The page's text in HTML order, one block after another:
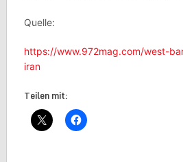
Quelle:
https://www.972mag.com/west-
iran
Teilen mit: